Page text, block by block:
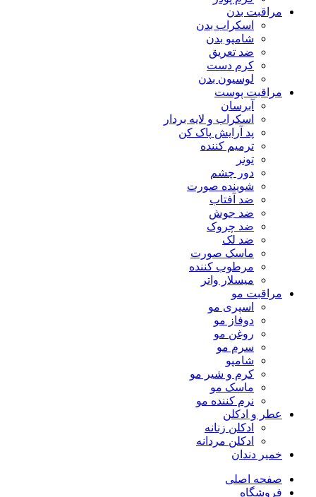
مراقبت بدن
اسکراب بدن
شامپو بدن
ضد تعریق
کرم دست
لوسیون بدن
مراقبت پوست
آبرسان
اسکراب و لایه بردار
پد آرایش پاک کن
ترمیم کننده
تونر
دور چشم
شوینده صورت
ضد آفتاب
ضد جوش
ضد چروک
ضد لک
ماسک صورت
مرطوب کننده
میسلار واتر
مراقبت مو
اسپری مو
دوفاز مو
روغن مو
سرم مو
شامپو
کرم و شیر مو
ماسک مو
نرم کننده مو
عطر و ادکلن
ادکلن زنانه
ادکلن مردانه
خمیر دندان
صفحه اصلی
فروشگاه